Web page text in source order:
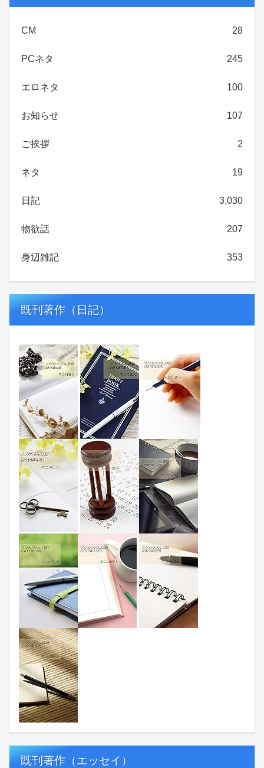
CM 28
PCネタ 245
エロネタ 100
お知らせ 107
ご挨拶 2
ネタ 19
日記 3,030
物欲話 207
身辺雑記 353
既刊著作（日記）
既刊著作（エッセイ）